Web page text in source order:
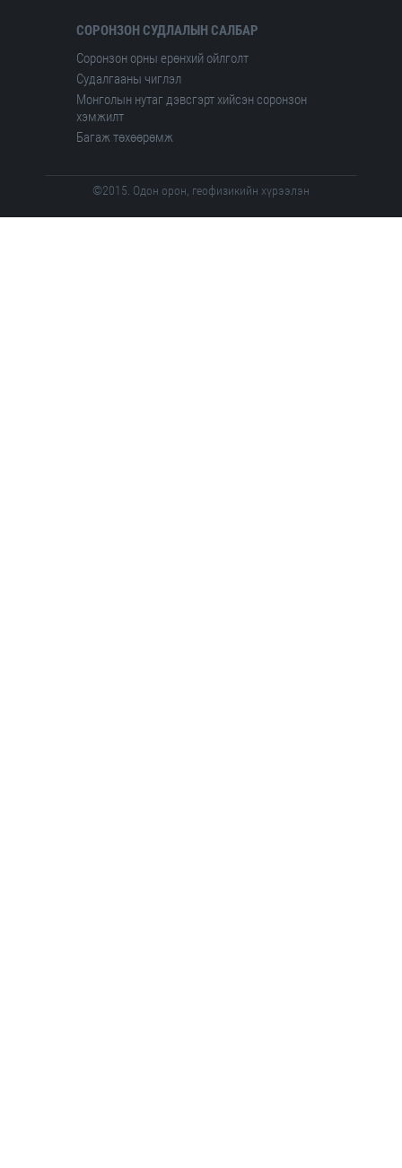
СОРОНЗОН СУДЛАЛЫН САЛБАР
Соронзон орны ерөнхий ойлголт
Судалгааны чиглэл
Монголын нутаг дэвсгэрт хийсэн соронзон
хэмжилт
Багаж төхөөрөмж
©2015. Одон орон, геофизикийн хүрээлэн